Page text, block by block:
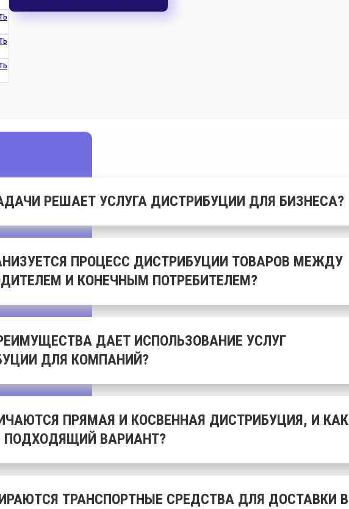
РЕШАЕТ УСЛУГА ДИСТРИБУЦИИ ДЛЯ БИЗНЕСА?
ПРОЦЕСС ДИСТРИБУЦИИ ТОВАРОВ МЕЖДУ
И КОНЕЧНЫМ ПОТРЕБИТЕЛЕМ?
ДАЕТ ИСПОЛЬЗОВАНИЕ УСЛУГ
ДЛЯ КОМПАНИЙ?
ПРЯМАЯ И КОСВЕННАЯ ДИСТРИБУЦИЯ, И КАК
ПОДХОДЯЩИЙ ВАРИАНТ?
ТРАНСПОРТНЫЕ СРЕДСТВА ДЛЯ ДОСТАВКИ В